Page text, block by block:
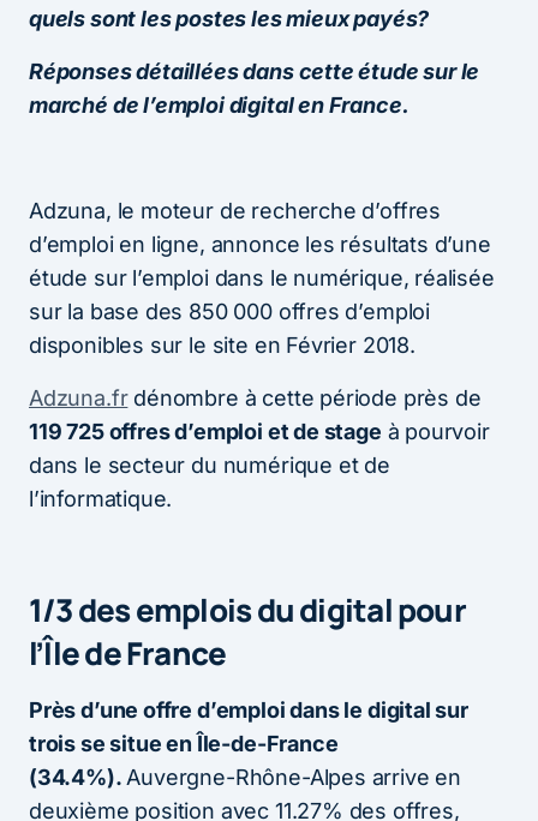
quels sont les postes les mieux payés?
Réponses détaillées dans cette étude sur le
marché de l’emploi digital en France.
Adzuna, le moteur de recherche d’offres
d’emploi en ligne, annonce les résultats d’une
étude sur l’emploi dans le numérique, réalisée
sur la base des 850 000 offres d’emploi
disponibles sur le site en Février 2018.
Adzuna.frdénombre à cette période près de
119 725 offres d’emploi et de stage à pourvoir
dans le secteur du numérique et de
l’informatique.
1/3 des emplois du digital pour
l’Île de France
Près d’une offre d’emploi dans le digital sur
trois se situe en Île-de-France
(34.4%).Auvergne-Rhône-Alpes arrive en
deuxième position avec 11.27% des offres,